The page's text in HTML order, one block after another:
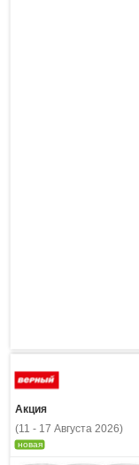
Акция
(11 - 17 Августа 2026)
новая